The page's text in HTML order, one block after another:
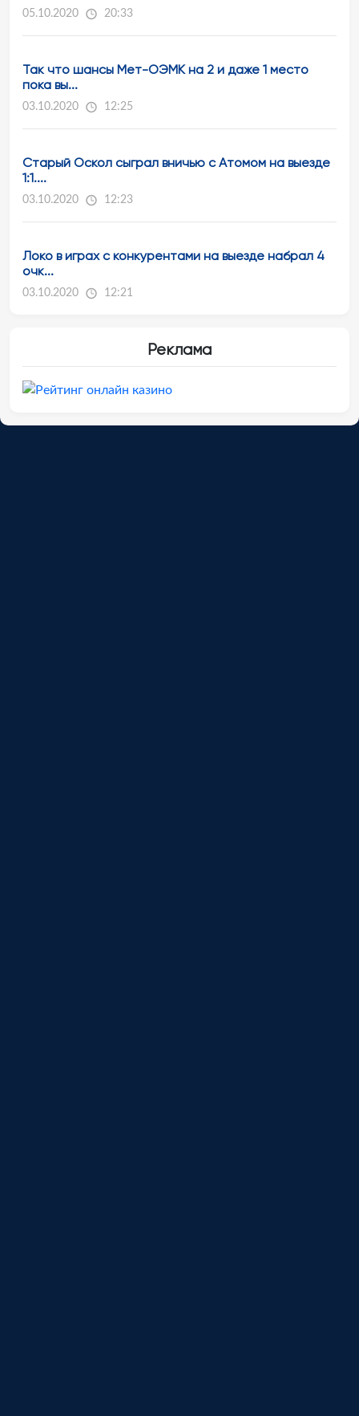
05.10.2020 20:33
Так что шансы Мет-ОЭМК на 2 и даже 1 место
пока вы...
03.10.2020 12:25
Старый Оскол сыграл вничью с Атомом на выезде
1:1....
03.10.2020 12:23
Локо в играх с конкурентами на выезде набрал 4
очк...
03.10.2020 12:21
Реклама